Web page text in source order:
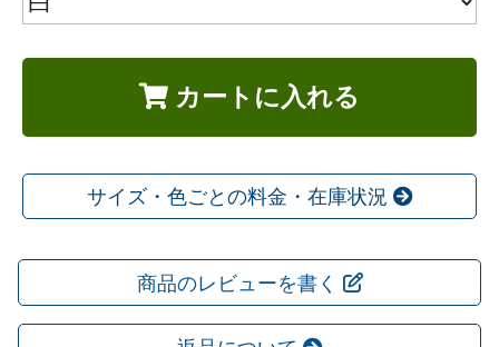
カートに入れる
サイズ・色ごとの料金・在庫状況
商品のレビューを書く